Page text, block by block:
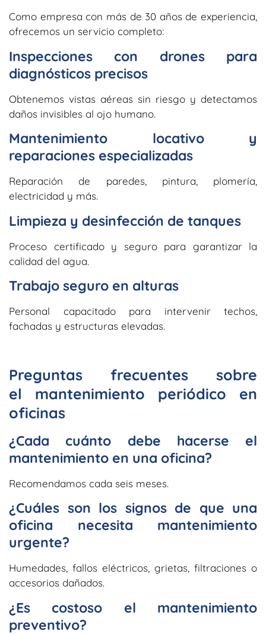
Como empresa con más de 30 años de experiencia,
ofrecemos un servicio completo:
Inspecciones con drones para
diagnósticos precisos
Obtenemos vistas aéreas sin riesgo y detectamos
daños invisibles al ojo humano.
Mantenimiento locativo y
reparaciones especializadas
Reparación de paredes, pintura, plomería,
electricidad y más.
Limpieza y desinfección de tanques
Proceso certificado y seguro para garantizar la
calidad del agua.
Trabajo seguro en alturas
Personal capacitado para intervenir techos,
fachadas y estructuras elevadas.
Preguntas frecuentes sobre
el mantenimiento periódico en
oficinas
¿Cada cuánto debe hacerse el
mantenimiento en una oficina?
Recomendamos cada seis meses.
¿Cuáles son los signos de que una
oficina necesita mantenimiento
urgente?
Humedades, fallos eléctricos, grietas, filtraciones o
accesorios dañados.
¿Es costoso el mantenimiento
preventivo?